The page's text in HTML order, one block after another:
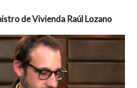
de Vivienda Raúl Lozano